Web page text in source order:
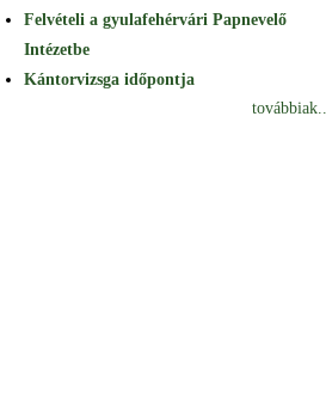
Felvételi a gyulafehérvári Papnevelő
Intézetbe
Kántorvizsga időpontja
továbbiak...